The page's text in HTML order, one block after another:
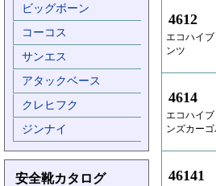
ビッグボーン
コーコス
サンエス
アタックベース
クレヒフク
ジンナイ
安全靴カタログ
4612
エコハイ
ンツ
4614
エコハイ
ンズカー
46141